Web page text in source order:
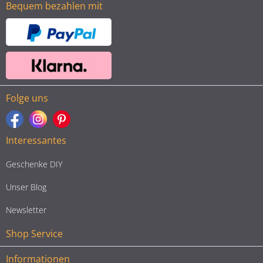
Bequem bezahlen mit
Folge uns
Interessantes
Geschenke DIY
Unser Blog
Newsletter
Shop Service
Informationen